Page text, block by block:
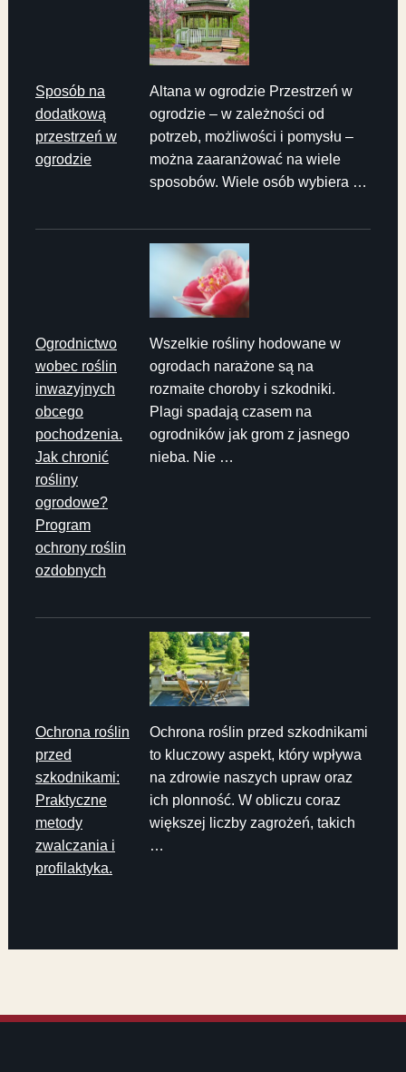
Sposób na
dodatkową
przestrzeń w
ogrodzie
Altana w ogrodzie Przestrzeń w
ogrodzie – w zależności od
potrzeb, możliwości i pomysłu –
można zaaranżować na wiele
sposobów. Wiele osób wybiera …
Ogrodnictwo
wobec roślin
inwazyjnych
obcego
pochodzenia.
Jak chronić
rośliny
ogrodowe?
Program
ochrony roślin
ozdobnych
Wszelkie rośliny hodowane w
ogrodach narażone są na
rozmaite choroby i szkodniki.
Plagi spadają czasem na
ogrodników jak grom z jasnego
nieba. Nie …
Ochrona roślin
przed
szkodnikami:
Praktyczne
metody
zwalczania i
profilaktyka.
Ochrona roślin przed szkodnikami
to kluczowy aspekt, który wpływa
na zdrowie naszych upraw oraz
ich plonność. W obliczu coraz
większej liczby zagrożeń, takich
…